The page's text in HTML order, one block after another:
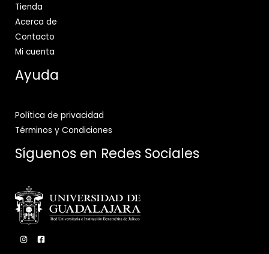
Tienda
Acerca de
Contacto
Mi cuenta
Ayuda
Política de privacidad
Términos y Condiciones
Síguenos en Redes Sociales